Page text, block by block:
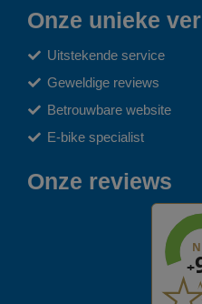
Onze unieke
Uitstekende service
Geweldige reviews
Betrouwbare website
E-bike specialist
Onze reviews